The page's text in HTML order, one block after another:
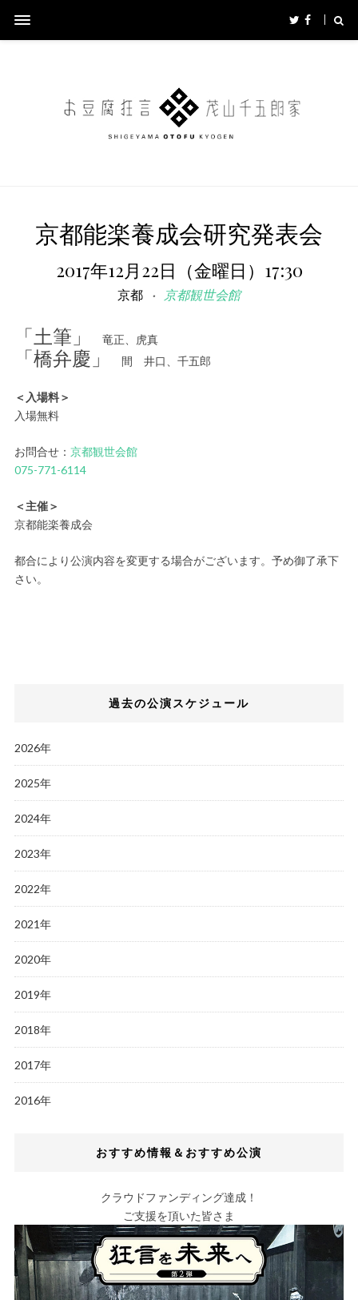
京都能楽養成会研究発表会
2017年12月22日（金曜日）17:30
京都 京都観世会館
「土筆」 竜正、虎真
「橋弁慶」 間 井口、千五郎
＜入場料＞
入場無料
お問合せ： 京都観世会館
075-771-6114
＜主催＞
京都能楽養成会
都合により公演内容を変更する場合がございます。予め御了承下
さい。
過去の公演スケジュール
2026年
2025年
2024年
2023年
2022年
2021年
2020年
2019年
2018年
2017年
2016年
おすすめ情報＆おすすめ公演
クラウドファンディング達成！
ご支援を頂いた皆さま